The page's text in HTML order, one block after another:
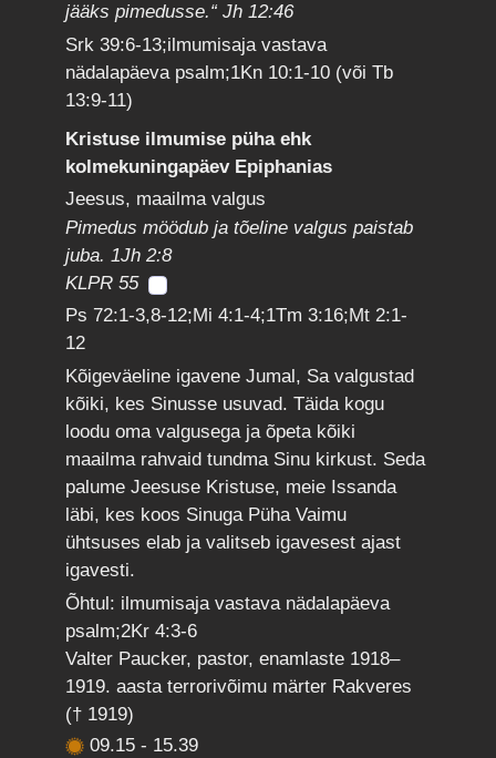
jääks pimedusse.“ Jh 12:46
Srk 39:6-13;ilmumisaja vastava
nädalapäeva psalm;1Kn 10:1-10 (või Tb
13:9-11)
Kristuse ilmumise püha ehk
kolmekuningapäev Epiphanias
Jeesus, maailma valgus
Pimedus möödub ja tõeline valgus paistab
juba. 1Jh 2:8
KLPR 55
Ps 72:1-3,8-12;Mi 4:1-4;1Tm 3:16;Mt 2:1-
12
Kõigeväeline igavene Jumal, Sa valgustad
kõiki, kes Sinusse usuvad. Täida kogu
loodu oma valgusega ja õpeta kõiki
maailma rahvaid tundma Sinu kirkust. Seda
palume Jeesuse Kristuse, meie Issanda
läbi, kes koos Sinuga Püha Vaimu
ühtsuses elab ja valitseb igavesest ajast
igavesti.
Õhtul: ilmumisaja vastava nädalapäeva
psalm;2Kr 4:3-6
Valter Paucker, pastor, enamlaste 1918–
1919. aasta terrorivõimu märter Rakveres
(† 1919)
09.15- 15.39